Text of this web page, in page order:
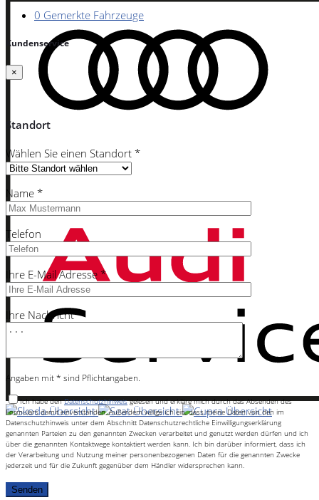
0 Gemerkte Fahrzeuge
Kundenservice
×
Standort
Wählen Sie einen Standort *
Name *
Telefon
Ihre E-Mail Adresse *
Ihre Nachricht *
Angaben mit * sind Pflichtangaben.
Ich habe denDatenschutzhinweisgelesen und erkläre mich durch das Absenden des
Formulars damit einverstanden. Außerdem willige ich ein, dass meine Daten von den im
Datenschutzhinweis unter dem Abschnitt Datenschutzrechtliche Einwilligungserklärung
genannten Parteien zu den genannten Zwecken verarbeitet und genutzt werden dürfen und ich
über die genannten Kontaktwege kontaktiert werden kann. Ich bin darüber informiert, dass ich
der Verarbeitung und Nutzung meiner personenbezogenen Daten für die genannten Zwecke
jederzeit und für die Zukunft gegenüber dem Händler widersprechen kann.